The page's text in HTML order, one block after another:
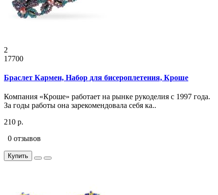
2
17700
Браслет Кармен, Набор для бисероплетения, Кроше
Компания «Кроше» работает на рынке рукоделия с 1997 года.
За годы работы она зарекомендовала себя ка..
210 р.
0 отзывов
Купить